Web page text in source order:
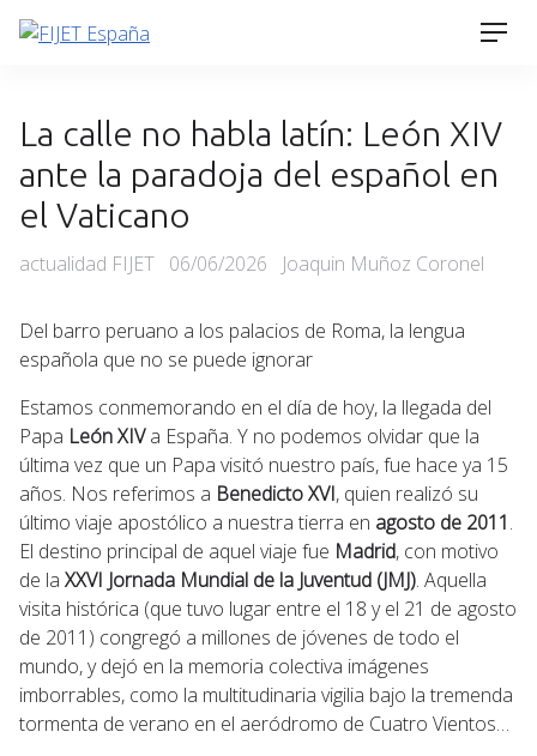
Skip
La calle no habla latín: León XIV
ante la paradoja del español en
el Vaticano
Categories
actualidad FIJET Posted
06/06/2026 Joaquin Muñoz Coronel
Del barro peruano a los palacios de Roma, la lengua
española que no se puede ignorar
Estamos conmemorando en el día de hoy, la llegada del
Papa León XIVa España. Y no podemos olvidar que la
última vez que un Papa visitó nuestro país, fue hace ya 15
años. Nos referimos a Benedicto XVI, quien realizó su
último viaje apostólico a nuestra tierra en agosto de 2011.
El destino principal de aquel viaje fue Madrid, con motivo
de la XXVI Jornada Mundial de la Juventud (JMJ). Aquella
visita histórica (que tuvo lugar entre el 18 y el 21 de agosto
de 2011) congregó a millones de jóvenes de todo el
mundo, y dejó en la memoria colectiva imágenes
imborrables, como la multitudinaria vigilia bajo la tremenda
tormenta de verano en el aeródromo de Cuatro Vientos…